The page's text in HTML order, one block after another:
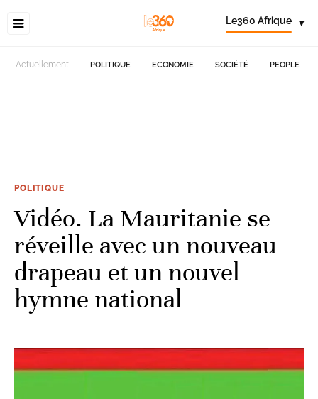
Le360 Afrique ▾
Actuellement POLITIQUE ECONOMIE SOCIÉTÉ PEOPLE
POLITIQUE
Vidéo. La Mauritanie se
réveille avec un nouveau
drapeau et un nouvel
hymne national